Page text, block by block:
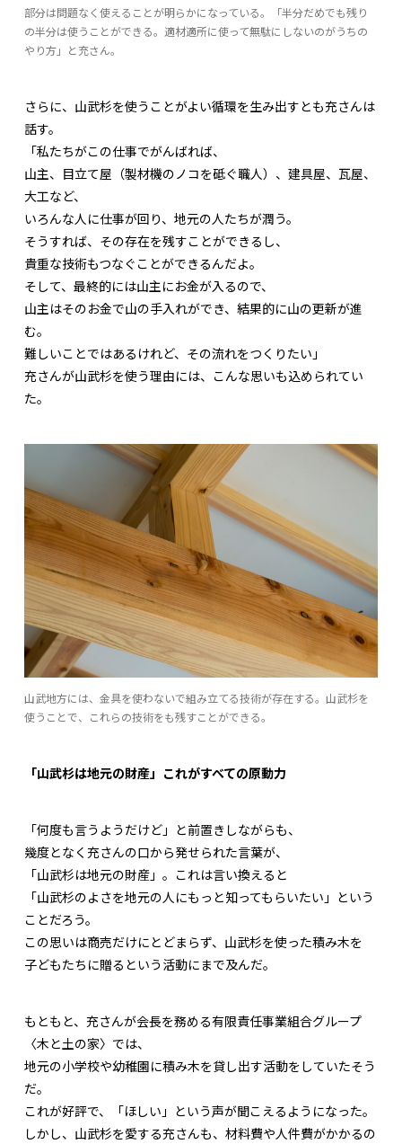
部分は問題なく使えることが明らかになっている。「半分だめでも残り
の半分は使うことができる。適材適所に使って無駄にしないのがうちの
やり方」と充さん。
さらに、山武杉を使うことがよい循環を生み出すとも充さんは
話す。
「私たちがこの仕事でがんばれば、
山主、目立て屋（製材機のノコを砥ぐ職人）、建具屋、瓦屋、
大工など、
いろんな人に仕事が回り、地元の人たちが潤う。
そうすれば、その存在を残すことができるし、
貴重な技術もつなぐことができるんだよ。
そして、最終的には山主にお金が入るので、
山主はそのお金で山の手入れができ、結果的に山の更新が進
む。
難しいことではあるけれど、その流れをつくりたい」
充さんが山武杉を使う理由には、こんな思いも込められてい
た。
山武地方には、金具を使わないで組み立てる技術が存在する。山武杉を
使うことで、これらの技術をも残すことができる。
「山武杉は地元の財産」これがすべての原動力
「何度も言うようだけど」と前置きしながらも、
幾度となく充さんの口から発せられた言葉が、
「山武杉は地元の財産」。これは言い換えると
「山武杉のよさを地元の人にもっと知ってもらいたい」という
ことだろう。
この思いは商売だけにとどまらず、山武杉を使った積み木を
子どもたちに贈るという活動にまで及んだ。
もともと、充さんが会長を務める有限責任事業組合グループ
〈木と土の家〉では、
地元の小学校や幼稚園に積み木を貸し出す活動をしていたそう
だ。
これが好評で、「ほしい」という声が聞こえるようになった。
しかし、山武杉を愛する充さんも、材料費や人件費がかかるの